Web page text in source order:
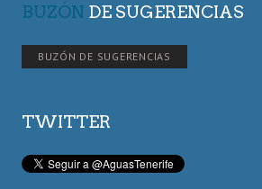
BUZÓN DE SUGERENCIAS
BUZÓN DE SUGERENCIAS
TWITTER